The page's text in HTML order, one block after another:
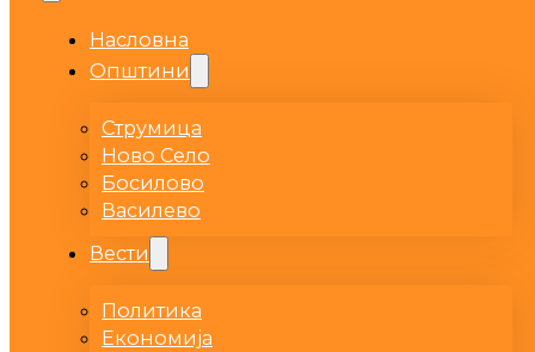
Насловна
Општини
Струмица
Ново Село
Босилово
Василево
Вести
Политика
Економија